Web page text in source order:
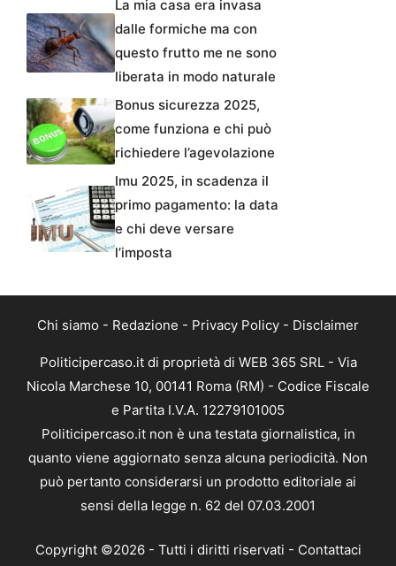
La mia casa era invasa
dalle formiche ma con
questo frutto me ne sono
liberata in modo naturale
Bonus sicurezza 2025,
come funziona e chi può
richiedere l’agevolazione
Imu 2025, in scadenza il
primo pagamento: la data
e chi deve versare
l’imposta
Chi siamo - Redazione - Privacy Policy - Disclaimer
Politicipercaso.it di proprietà di WEB 365 SRL - Via
Nicola Marchese 10, 00141 Roma (RM) - Codice Fiscale
e Partita I.V.A. 12279101005
Politicipercaso.it non è una testata giornalistica, in
quanto viene aggiornato senza alcuna periodicità. Non
può pertanto considerarsi un prodotto editoriale ai
sensi della legge n. 62 del 07.03.2001
Copyright ©2026 - Tutti i diritti riservati - Contattaci